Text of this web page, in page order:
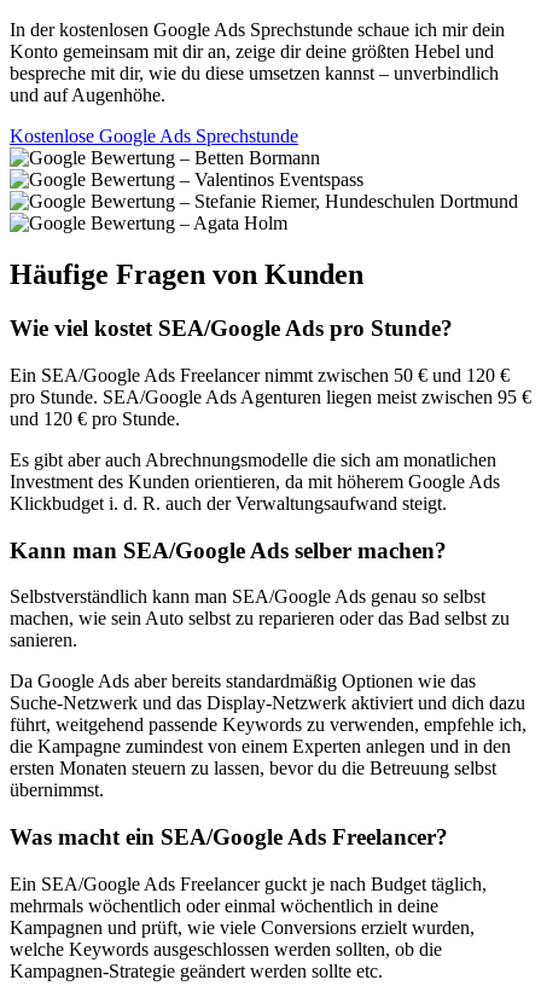
In der kostenlosen Google Ads Sprechstunde schaue ich mir dein
Konto gemeinsam mit dir an, zeige dir deine größten Hebel und
bespreche mit dir, wie du diese umsetzen kannst – unverbindlich
und auf Augenhöhe.
Kostenlose Google Ads Sprechstunde
Häufige Fragen von Kunden
Wie viel kostet SEA/Google Ads pro Stunde?
Ein SEA/Google Ads Freelancer nimmt zwischen 50 € und 120 €
pro Stunde. SEA/Google Ads Agenturen liegen meist zwischen 95 €
und 120 € pro Stunde.
Es gibt aber auch Abrechnungsmodelle die sich am monatlichen
Investment des Kunden orientieren, da mit höherem Google Ads
Klickbudget i. d. R. auch der Verwaltungsaufwand steigt.
Kann man SEA/Google Ads selber machen?
Selbstverständlich kann man SEA/Google Ads genau so selbst
machen, wie sein Auto selbst zu reparieren oder das Bad selbst zu
sanieren.
Da Google Ads aber bereits standardmäßig Optionen wie das
Suche-Netzwerk und das Display-Netzwerk aktiviert und dich dazu
führt, weitgehend passende Keywords zu verwenden, empfehle ich,
die Kampagne zumindest von einem Experten anlegen und in den
ersten Monaten steuern zu lassen, bevor du die Betreuung selbst
übernimmst.
Was macht ein SEA/Google Ads Freelancer?
Ein SEA/Google Ads Freelancer guckt je nach Budget täglich,
mehrmals wöchentlich oder einmal wöchentlich in deine
Kampagnen und prüft, wie viele Conversions erzielt wurden,
welche Keywords ausgeschlossen werden sollten, ob die
Kampagnen-Strategie geändert werden sollte etc.